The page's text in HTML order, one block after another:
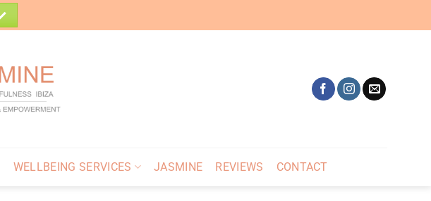
WELLBEING SERVICES JASMINE REVIEWS CONTACT